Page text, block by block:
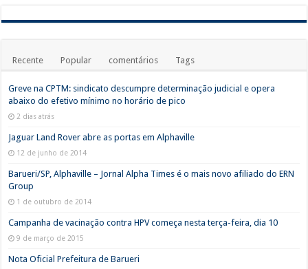
Recente Popular comentários Tags
Greve na CPTM: sindicato descumpre determinação judicial e opera
abaixo do efetivo mínimo no horário de pico
2 dias atrás
Jaguar Land Rover abre as portas em Alphaville
12 de junho de 2014
Barueri/SP, Alphaville – Jornal Alpha Times é o mais novo afiliado do ERN
Group
1 de outubro de 2014
Campanha de vacinação contra HPV começa nesta terça-feira, dia 10
9 de março de 2015
Nota Oficial Prefeitura de Barueri